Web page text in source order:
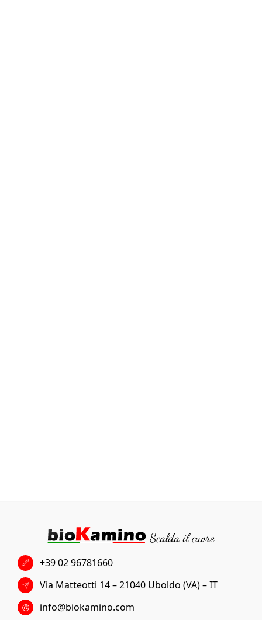
+39 02 96781660
Via Matteotti 14 – 21040 Uboldo (VA) – IT
info@biokamino.com